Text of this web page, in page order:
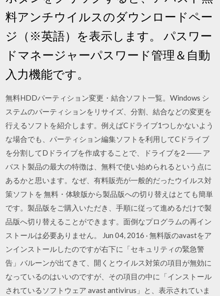
料アンチウイルスのダウンロードペー
ジ（※英語）を表示します。 パスワー
ドマネージャーパスワード管理＆自動
入力機能です。
無料HDDパーティション変更・結合ソフト一覧。Windows シ
ステムのパーティションをリサイズ、分割、結合などの変更を
行えるソフトを紹介します。例えばCドライブ1つしかないよう
な場合でも、パーティション編集ソフトを利用してCドライブ
を分割してDドライブを作成することで、ドライブを2 ―― ア
バスト製品の最大の特徴は、無料で使い始められるという点に
あるかと思います。なぜ、有料販売が一般的だったウイルス対
策ソフトを 無料・体験版から製品版への切り替えはとても簡単
です。製品版をご購入いただき、手順に従って進めるだけで製
品版へ切り替えることができます。面倒なプログラムの再イン
ストールは必要ありません。 Jun 04, 2016 · 無料版のavastをア
ンインストールしたのですが右下に「セキュリティの緊急警
告」バルーンが出てきて、開くとウイルス対策の項目が無効に
なっているのはいいのですが、その項目の中に「インストール
されているソフトウェア avast antivirus」と、表示されていま